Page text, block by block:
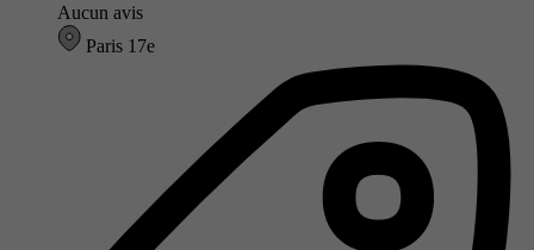
Aucun avis
Paris 17e